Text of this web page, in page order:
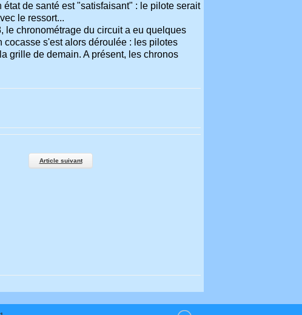
de santé est "satisfaisant" : le pilote serait
le ressort...
le chronométrage du circuit a eu quelques
s'est alors déroulée : les pilotes
grille de demain. A présent, les chronos
Article suivant